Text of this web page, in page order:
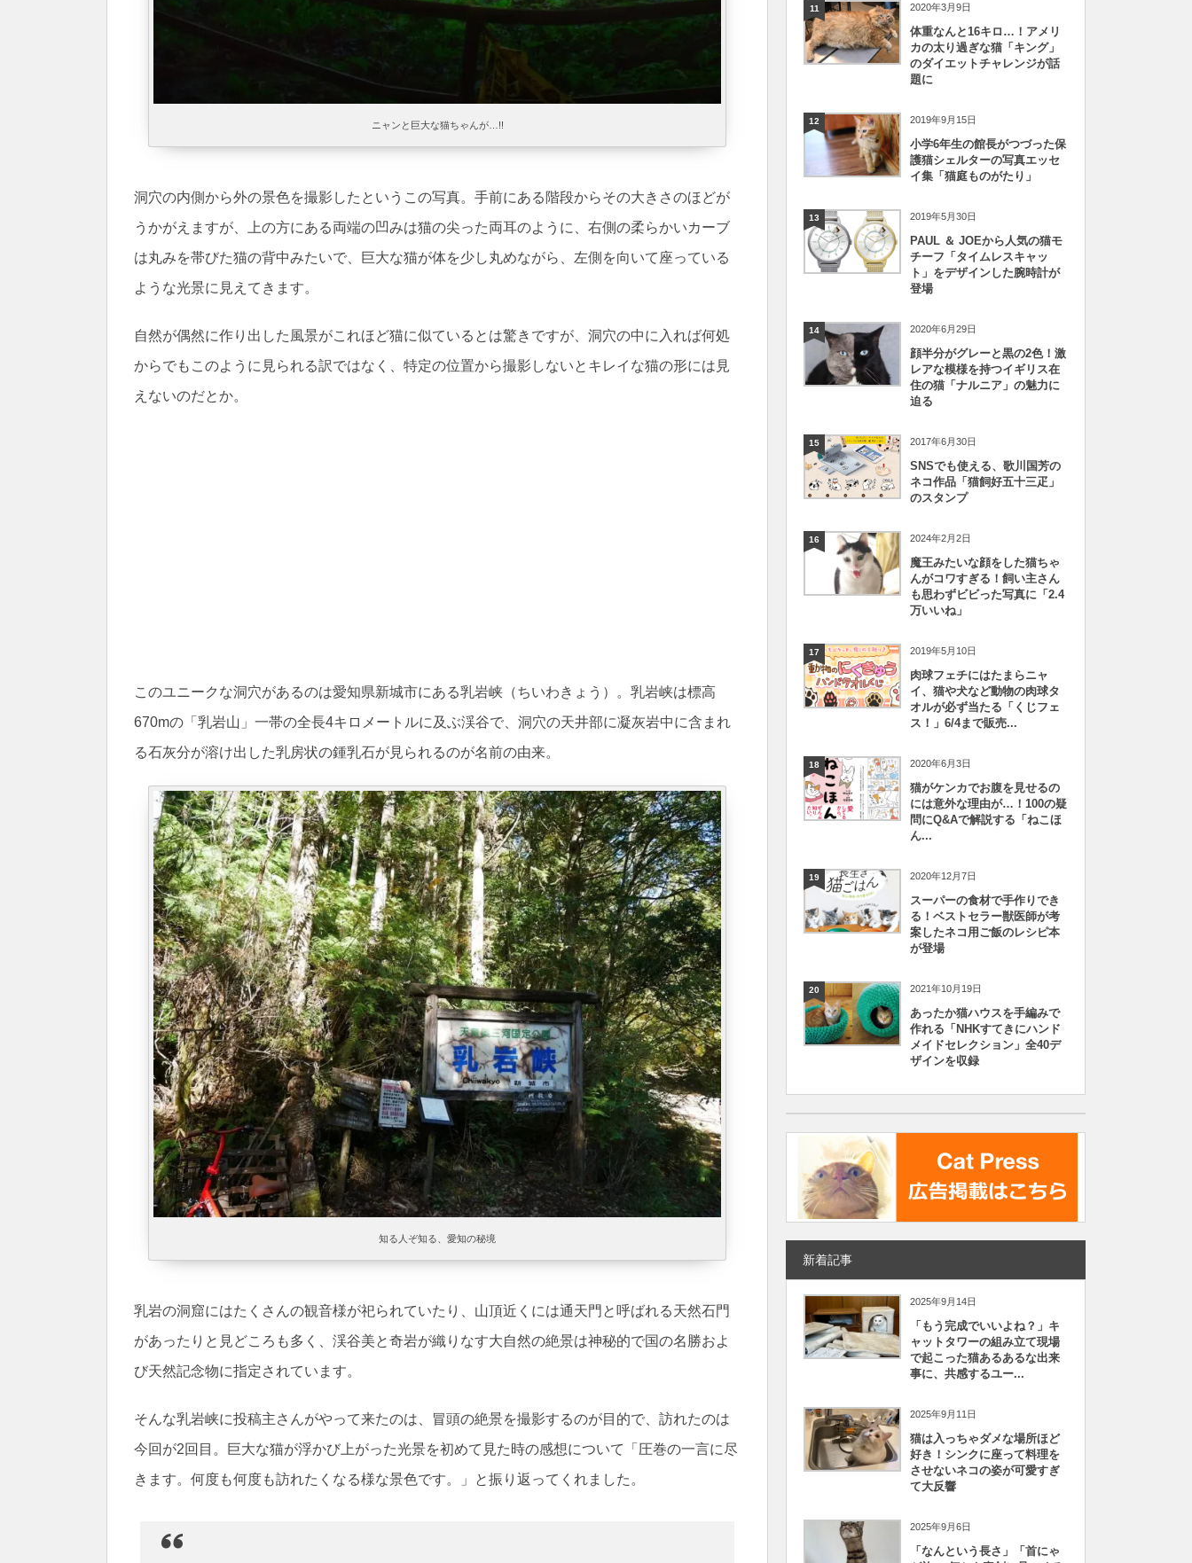
ニャンと巨大な猫ちゃんが…!!
洞穴の内側から外の景色を撮影したというこの写真。手前にある階段からその大きさのほどが
うかがえますが、上の方にある両端の凹みは猫の尖った両耳のように、右側の柔らかいカーブ
は丸みを帯びた猫の背中みたいで、巨大な猫が体を少し丸めながら、左側を向いて座っている
ような光景に見えてきます。
自然が偶然に作り出した風景がこれほど猫に似ているとは驚きですが、洞穴の中に入れば何処
からでもこのように見られる訳ではなく、特定の位置から撮影しないとキレイな猫の形には見
えないのだとか。
このユニークな洞穴があるのは愛知県新城市にある乳岩峡（ちいわきょう）。乳岩峡は標高
670mの「乳岩山」一帯の全長4キロメートルに及ぶ渓谷で、洞穴の天井部に凝灰岩中に含まれ
る石灰分が溶け出した乳房状の鍾乳石が見られるのが名前の由来。
知る人ぞ知る、愛知の秘境
乳岩の洞窟にはたくさんの観音様が祀られていたり、山頂近くには通天門と呼ばれる天然石門
があったりと見どころも多く、渓谷美と奇岩が織りなす大自然の絶景は神秘的で国の名勝およ
び天然記念物に指定されています。
そんな乳岩峡に投稿主さんがやって来たのは、冒頭の絶景を撮影するのが目的で、訪れたのは
今回が2回目。巨大な猫が浮かび上がった光景を初めて見た時の感想について「圧巻の一言に尽
きます。何度も何度も訪れたくなる様な景色です。」と振り返ってくれました。
11 2020年3月9日
体重なんと16キロ…！アメリ
カの太り過ぎな猫「キング」
のダイエットチャレンジが話
題に
12 2019年9月15日
小学6年生の館長がつづった保
護猫シェルターの写真エッセ
イ集「猫庭ものがたり」
13 2019年5月30日
PAUL ＆ JOEから人気の猫モ
チーフ「タイムレスキャッ
ト」をデザインした腕時計が
登場
14 2020年6月29日
顔半分がグレーと黒の2色！激
レアな模様を持つイギリス在
住の猫「ナルニア」の魅力に
迫る
15 2017年6月30日
SNSでも使える、歌川国芳の
ネコ作品「猫飼好五十三疋」
のスタンプ
16 2024年2月2日
魔王みたいな顔をした猫ちゃ
んがコワすぎる！飼い主さん
も思わずビビった写真に「2.4
万いいね」
17 2019年5月10日
肉球フェチにはたまらニャ
イ、猫や犬など動物の肉球タ
オルが必ず当たる「くじフェ
ス！」6/4まで販売...
18 2020年6月3日
猫がケンカでお腹を見せるの
には意外な理由が…！100の疑
問にQ&Aで解説する「ねこほ
ん...
19 2020年12月7日
スーパーの食材で手作りでき
る！ベストセラー獣医師が考
案したネコ用ご飯のレシピ本
が登場
20 2021年10月19日
あったか猫ハウスを手編みで
作れる「NHKすてきにハンド
メイドセレクション」全40デ
ザインを収録
新着記事
2025年9月14日
「もう完成でいいよね？」キ
ャットタワーの組み立て現場
で起こった猫あるあるな出来
事に、共感するユー...
2025年9月11日
猫は入っちゃダメな場所ほど
好き！シンクに座って料理を
させないネコの姿が可愛すぎ
て大反響
2025年9月6日
「なんという長さ」「首にゃ